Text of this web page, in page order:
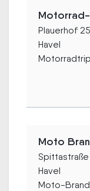
Plauerhof
Havel
Motorradtrip
Moto
Havel
Moto-